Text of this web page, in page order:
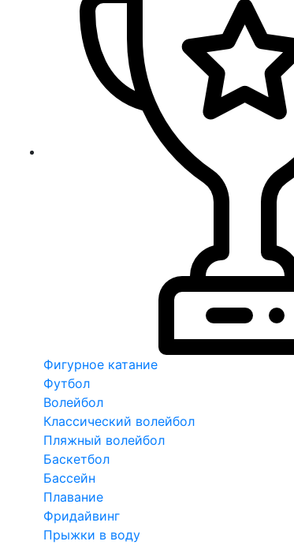
Фигурное катание
Футбол
Волейбол
Классический волейбол
Пляжный волейбол
Баскетбол
Бассейн
Плавание
Фридайвинг
Прыжки в воду